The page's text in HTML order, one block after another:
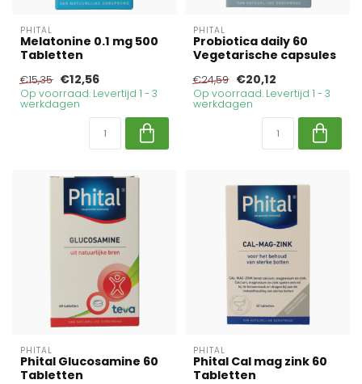
PHITAL
Melatonine 0.1 mg 500
Tabletten
€15,35 €12,56
Op voorraad. Levertijd 1 - 3
werkdagen
PHITAL
Probiotica daily 60
Vegetarische capsules
€24,59 €20,12
Op voorraad. Levertijd 1 - 3
werkdagen
PHITAL
Phital Glucosamine 60
Tabletten
PHITAL
Phital Cal mag zink 60
Tabletten